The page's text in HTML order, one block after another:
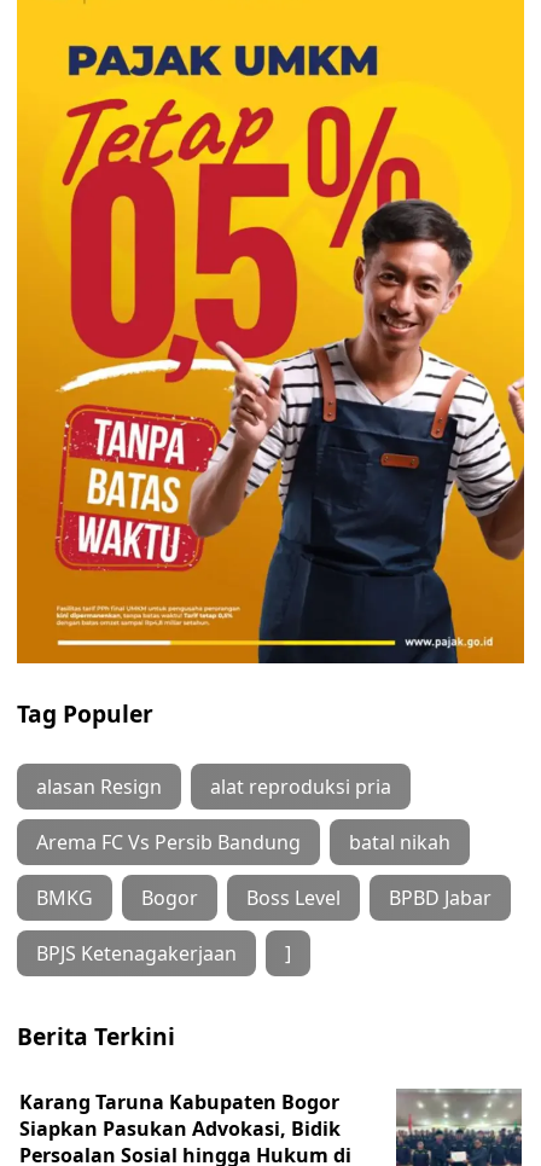
Tag Populer
alasan Resign alat reproduksi pria
Arema FC Vs Persib Bandung batal nikah
BMKG Bogor Boss Level BPBD Jabar
BPJS Ketenagakerjaan ]
Berita Terkini
Karang Taruna Kabupaten Bogor
Siapkan Pasukan Advokasi, Bidik
Persoalan Sosial hingga Hukum di